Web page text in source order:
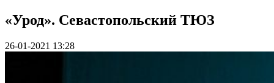
«Урод». Севастопольский ТЮЗ
26-01-2021 13:28